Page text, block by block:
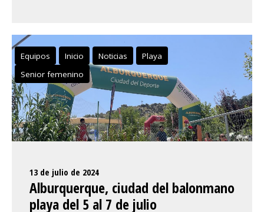
Equipos Inicio Noticias
Playa
Senior femenino
13 de julio de 2024
Alburquerque, ciudad del balonmano
playa del 5 al 7 de julio